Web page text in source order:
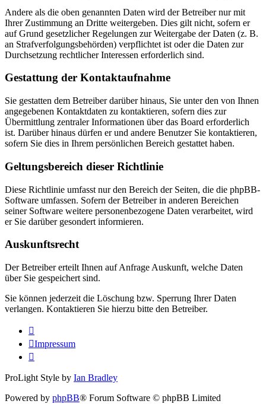
Andere als die oben genannten Daten wird der Betreiber nur mit
Ihrer Zustimmung an Dritte weitergeben. Dies gilt nicht, sofern er
auf Grund gesetzlicher Regelungen zur Weitergabe der Daten (z. B.
an Strafverfolgungsbehörden) verpflichtet ist oder die Daten zur
Durchsetzung rechtlicher Interessen erforderlich sind.
Gestattung der Kontaktaufnahme
Sie gestatten dem Betreiber darüber hinaus, Sie unter den von Ihnen
angegebenen Kontaktdaten zu kontaktieren, sofern dies zur
Übermittlung zentraler Informationen über das Board erforderlich
ist. Darüber hinaus dürfen er und andere Benutzer Sie kontaktieren,
sofern Sie dies in Ihrem persönlichen Bereich gestattet haben.
Geltungsbereich dieser Richtlinie
Diese Richtlinie umfasst nur den Bereich der Seiten, die die phpBB-
Software umfassen. Sofern der Betreiber in anderen Bereichen
seiner Software weitere personenbezogene Daten verarbeitet, wird
er Sie darüber gesondert informieren.
Auskunftsrecht
Der Betreiber erteilt Ihnen auf Anfrage Auskunft, welche Daten
über Sie gespeichert sind.
Sie können jederzeit die Löschung bzw. Sperrung Ihrer Daten
verlangen. Kontaktieren Sie hierzu bitte den Betreiber.
Impressum
ProLight Style by Ian Bradley
Powered by phpBB® Forum Software © phpBB Limited